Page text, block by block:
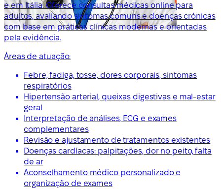
e em Itália. Oferece consultas médicas online para
adultos, avaliando sintomas comuns e doenças crónicas
com base em práticas clínicas modernas e orientadas
pela evidência.
Áreas de atuação:
Febre, fadiga, tosse, dores corporais, sintomas
respiratórios
Hipertensão arterial, queixas digestivas e mal-estar
geral
Interpretação de análises, ECG e exames
complementares
Revisão e ajustamento de tratamentos existentes
Doenças cardíacas: palpitações, dor no peito, falta
de ar
Aconselhamento médico personalizado e
organização de exames